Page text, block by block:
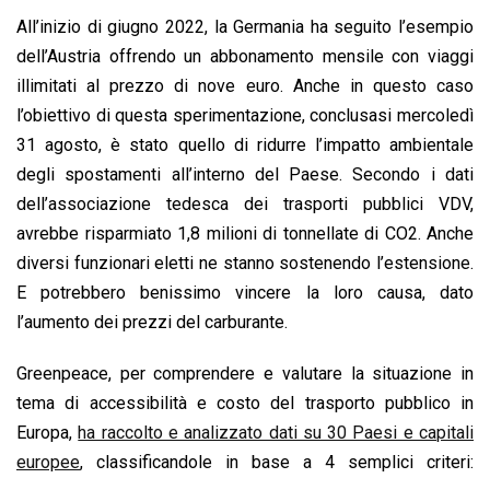
All’inizio di giugno 2022, la Germania ha seguito l’esempio
dell’Austria offrendo un abbonamento mensile con viaggi
illimitati al prezzo di nove euro. Anche in questo caso
l’obiettivo di questa sperimentazione, conclusasi mercoledì
31 agosto, è stato quello di ridurre l’impatto ambientale
degli spostamenti all’interno del Paese. Secondo i dati
dell’associazione tedesca dei trasporti pubblici VDV,
avrebbe risparmiato 1,8 milioni di tonnellate di CO2. Anche
diversi funzionari eletti ne stanno sostenendo l’estensione.
E potrebbero benissimo vincere la loro causa, dato
l’aumento dei prezzi del carburante.
Greenpeace, per comprendere e valutare la situazione in
tema di accessibilità e costo del trasporto pubblico in
Europa,ha raccolto e analizzato dati su 30 Paesi e capitali
europee, classificandole in base a 4 semplici criteri: